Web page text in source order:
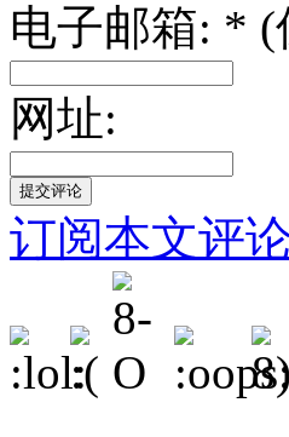
电子邮箱: * (
网址:
订阅本文评